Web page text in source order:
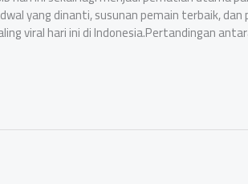
yang dinanti, susunan pemain terbaik, dan
viral hari ini di Indonesia.Pertandingan